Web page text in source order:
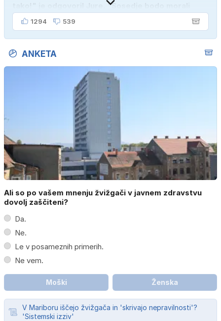
tako!" je odgovoril Jure. "Sosedje bodo morali
kupiti novega sina, tako sem ga prebutal!"
1294 539
ANKETA
Ali so po vašem mnenju žvižgači v javnem zdravstvu
dovolj zaščiteni?
Da.
Ne.
Le v posameznih primerih.
Ne vem.
Moški Ženska
V Mariboru iščejo žvižgača in 'skrivajo nepravilnosti'?
'Sistemski izziv'